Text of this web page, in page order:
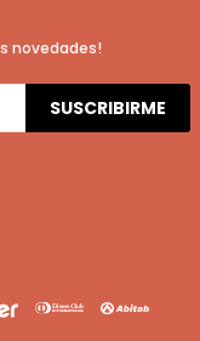
novedades!
SUSCRIBIRME